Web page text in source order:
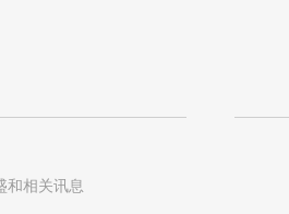
和相关讯息